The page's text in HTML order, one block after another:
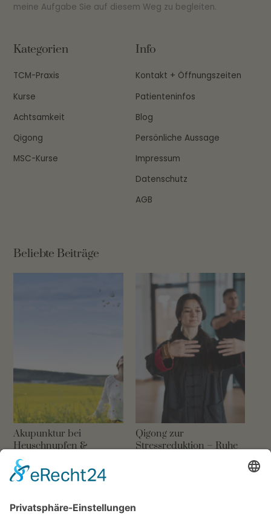
meine Aufgabe Sie auf diesem Weg zu begleiten.
Kategorien
TCM-Praxis
Kurse
Achtsamkeit
Qigong
MSC-Kurse
Info
Kontakt + Öffnungszeiten
Patienteninfos
Blog
Persönliche Aussage
Impressum
Datenschutz
AGB
Beliebte Beiträge
Akupunktur bei
Heuschnupfen &
Allergie: Natürlich
lindern
Qigong zur
Stressreduktion – Ruhe